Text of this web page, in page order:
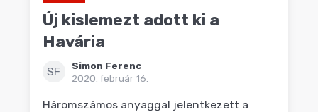
Új kislemezt adott ki a
Havária
SF
Simon Ferenc
2020. február 16.
Háromszámos anyaggal jelentkezett a